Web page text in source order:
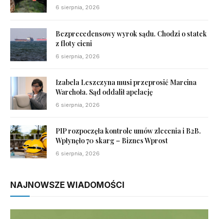
6 sierpnia, 2026
Bezprecedensowy wyrok sądu. Chodzi o statek
z floty cieni
6 sierpnia, 2026
Izabela Leszczyna musi przeprosić Marcina
Warchoła. Sąd oddalił apelację
6 sierpnia, 2026
PIP rozpoczęła kontrole umów zlecenia i B2B.
Wpłynęło 70 skarg – Biznes Wprost
6 sierpnia, 2026
NAJNOWSZE WIADOMOŚCI